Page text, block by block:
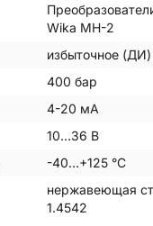
Wika MH-2
избыточное (ДИ)
400 бар
4-20 мА
10…36 В
-40…+125 °С
нержавеющая
1.4542